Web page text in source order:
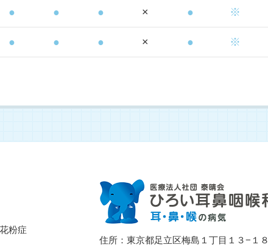
● ● ● × ● ※
● ● ● × ● ※
粉症
住所：東京都足立区梅島１丁目１３−１８